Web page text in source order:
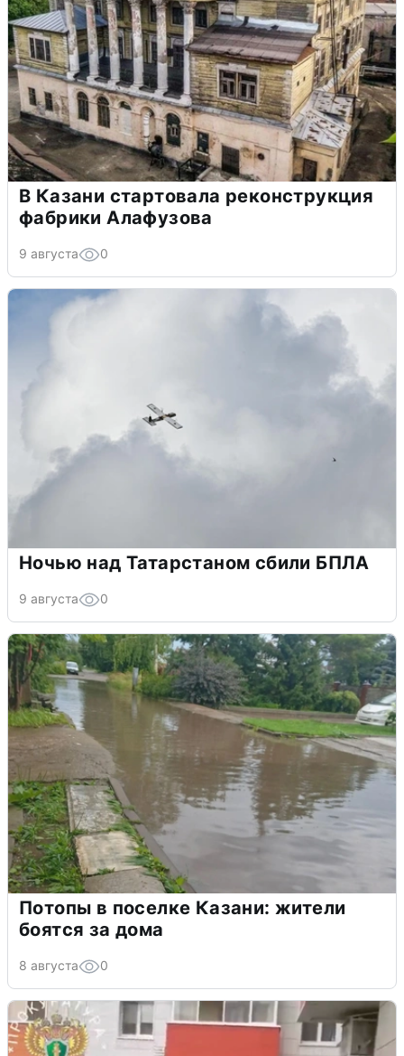
В Казани стартовала реконструкция
фабрики Алафузова
9 августа 0
Ночью над Татарстаном сбили БПЛА
9 августа 0
Потопы в поселке Казани: жители
боятся за дома
8 августа 0